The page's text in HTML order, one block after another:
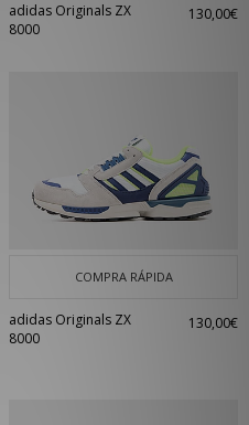
adidas Originals ZX
8000
130,00€
COMPRA RÁPIDA
adidas Originals ZX
8000
130,00€